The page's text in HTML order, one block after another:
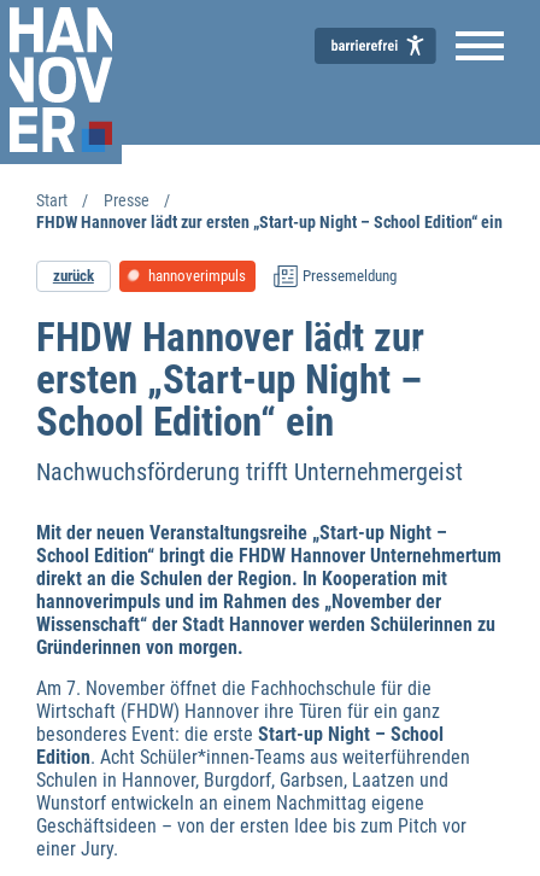
Wirtschaftsförderung
Start
Presse
FHDW Hannover lädt zur ersten „Start-up Night – School Edition“ ein
zurück hannoverimpuls Pressemeldung
FHDW Hannover lädt zur
ersten „Start-up Night –
School Edition“ ein
Nachwuchsförderung trifft Unternehmergeist
Mit der neuen Veranstaltungsreihe „Start-up Night –
School Edition“ bringt die FHDW Hannover Unternehmertum
direkt an die Schulen der Region. In Kooperation mit
hannoverimpuls und im Rahmen des „November der
Wissenschaft“ der Stadt Hannover werden Schülerinnen zu
Gründerinnen von morgen.
Am 7. November öffnet die Fachhochschule für die
Wirtschaft (FHDW) Hannover ihre Türen für ein ganz
besonderes Event: die erste Start-up Night – School
Edition. Acht Schüler*innen-Teams aus weiterführenden
Schulen in Hannover, Burgdorf, Garbsen, Laatzen und
Wunstorf entwickeln an einem Nachmittag eigene
Geschäftsideen – von der ersten Idee bis zum Pitch vor
einer Jury.